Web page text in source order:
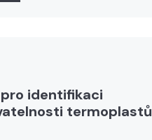
identifikaci
termoplastů